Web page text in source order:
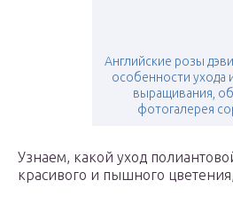
Английские розы
особенности ухода
выращивания,
фотогалерея
Узнаем, какой уход
красивого и пышного